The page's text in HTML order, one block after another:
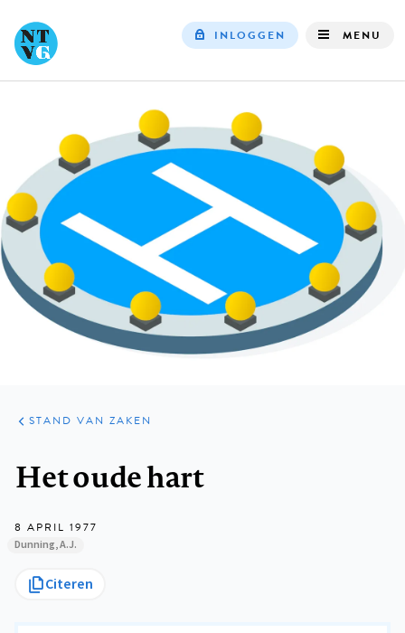
INLOGGEN MENU
ARTIKELEN
PRAKTIJK
STAND VAN ZAKEN
Het oude hart
8 APRIL 1977
Dunning, A.J.
Citeren